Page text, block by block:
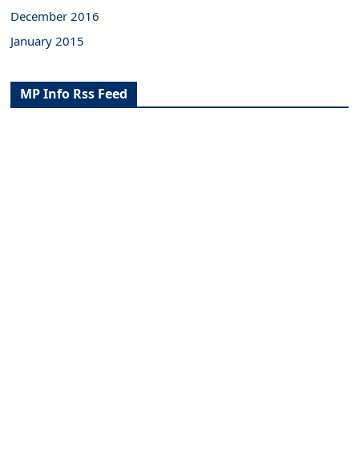
December 2016
January 2015
MP Info Rss Feed